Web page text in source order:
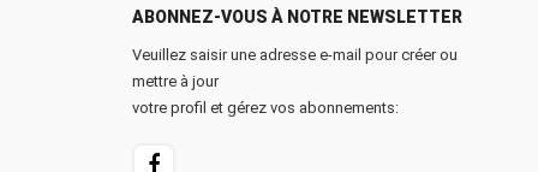
ABONNEZ-VOUS À NOTRE NEWSLETTER
Veuillez saisir une adresse e-mail pour créer ou
mettre à jour
votre profil et gérez vos abonnements: